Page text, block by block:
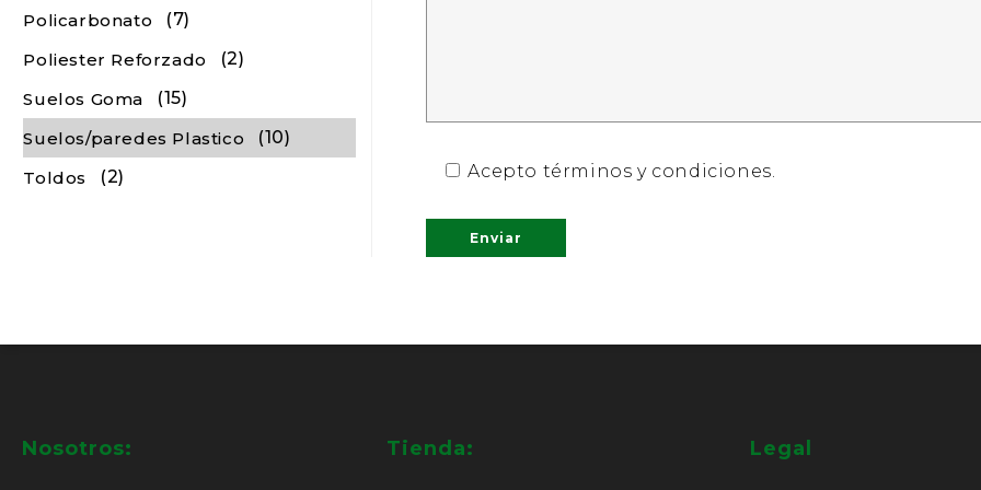
Policarbonato
(7)
Poliester Reforzado
(2)
Suelos Goma
(15)
Suelos/paredes Plastico
(10)
Toldos
(2) Acepto términos y condiciones.
Nosotros: Tienda: Legal